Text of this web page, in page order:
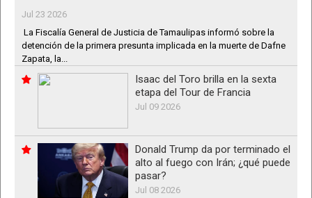
Jul 23 2026
La Fiscalía General de Justicia de Tamaulipas informó sobre la
detención de la primera presunta implicada en la muerte de Dafne
Zapata, la...
Isaac del Toro brilla en la sexta
etapa del Tour de Francia
Jul 09 2026
Donald Trump da por terminado el
alto al fuego con Irán; ¿qué puede
pasar?
Jul 08 2026